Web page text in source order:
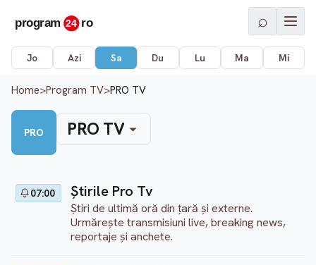
⌕
Jo Azi Sa Du Lu Ma Mi
Home>Program TV>PRO TV
PRO PRO TV
07:00 Ştirile Pro Tv
Știri de ultimă oră din țară și externe.
Urmărește transmisiuni live, breaking news,
reportaje și anchete.